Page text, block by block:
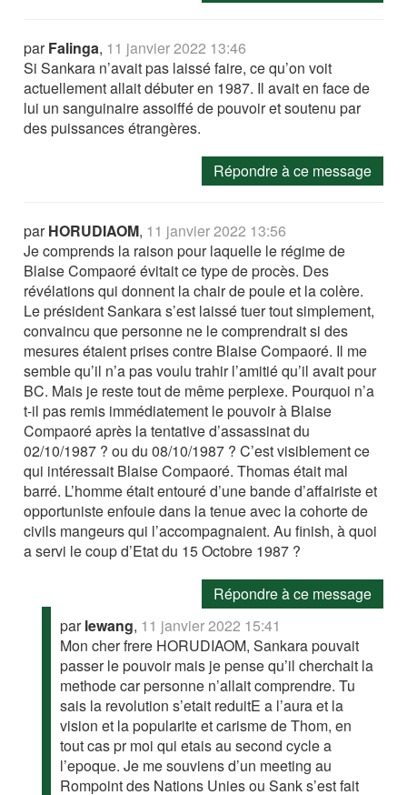
parFalinga, 11 janvier 2022 13:46
Si Sankara n’avait pas laissé faire, ce qu’on voit
actuellement allait débuter en 1987. Il avait en face de
lui un sanguinaire assoiffé de pouvoir et soutenu par
des puissances étrangères.
Répondre à ce message
parHORUDIAOM, 11 janvier 2022 13:56
Je comprends la raison pour laquelle le régime de
Blaise Compaoré évitait ce type de procès. Des
révélations qui donnent la chair de poule et la colère.
Le président Sankara s’est laissé tuer tout simplement,
convaincu que personne ne le comprendrait si des
mesures étaient prises contre Blaise Compaoré. Il me
semble qu’il n’a pas voulu trahir l’amitié qu’il avait pour
BC. Mais je reste tout de même perplexe. Pourquoi n’a
t-il pas remis immédiatement le pouvoir à Blaise
Compaoré après la tentative d’assassinat du
02/10/1987 ? ou du 08/10/1987 ? C’est visiblement ce
qui intéressait Blaise Compaoré. Thomas était mal
barré. L’homme était entouré d’une bande d’affairiste et
opportuniste enfouie dans la tenue avec la cohorte de
civils mangeurs qui l’accompagnaient. Au finish, à quoi
a servi le coup d’Etat du 15 Octobre 1987 ?
Répondre à ce message
parlewang, 11 janvier 2022 15:41
Mon cher frere HORUDIAOM, Sankara pouvait
passer le pouvoir mais je pense qu’il cherchait la
methode car personne n’allait comprendre. Tu
sais la revolution s’etait reduitE a l’aura et la
vision et la popularite et carisme de Thom, en
tout cas pr moi qui etais au second cycle a
l’epoque. Je me souviens d’un meeting au
Rompoint des Nations Unies ou Sank s’est fait